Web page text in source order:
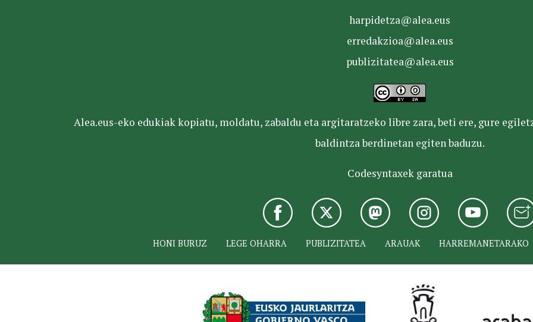
harpidetza@alea.eus
erredakzioa@alea.eus
publizitatea@alea.eus
Alea.eus-eko edukiak kopiatu, moldatu, zabaldu eta argitaratzeko libre zara, beti ere, gure
baldintza berdinetan egiten baduzu.
Codesyntaxek garatua
HONI BURUZ LEGE OHARRA PUBLIZITATEA ARAUAK HARREMANETARAKO